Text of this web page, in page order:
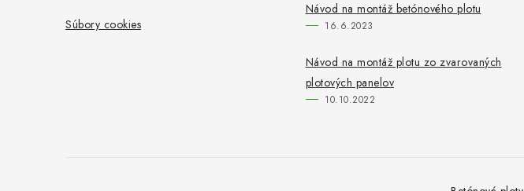
Súbory cookies
Návod na montáž betónového plotu
16.6.2023
Návod na montáž plotu zo zvarovaných
plotových panelov
10.10.2022